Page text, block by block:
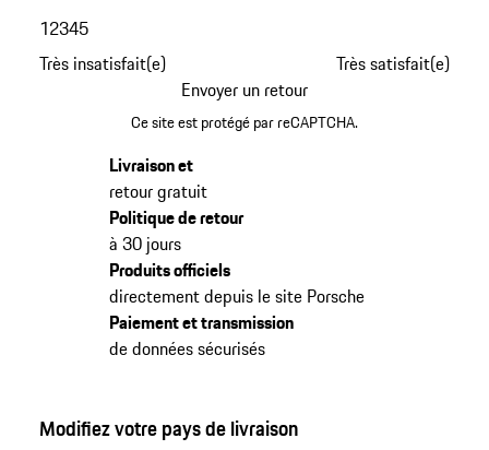
Très insatisfait(e)
12345
Très satisfait(e)
Envoyer un retour
Ce site est protégé par reCAPTCHA.
Livraison et
retour gratuit
Politique de retour
à 30 jours
Produits officiels
directement depuis le site Porsche
Paiement et transmission
de données sécurisés
Modifiez votre pays de livraison